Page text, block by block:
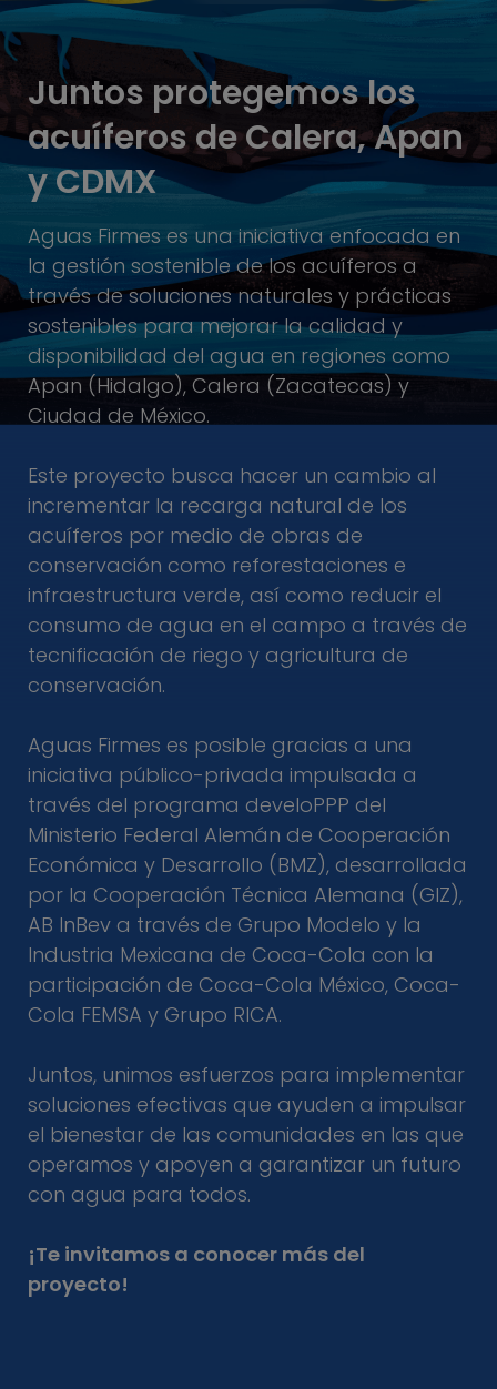
Juntos protegemos los
acuíferos de Calera, Apan
y CDMX
Aguas Firmes es una iniciativa enfocada en
la gestión sostenible de los acuíferos a
través de soluciones naturales y prácticas
sostenibles para mejorar la calidad y
disponibilidad del agua en regiones como
Apan (Hidalgo), Calera (Zacatecas) y
Ciudad de México.
Este proyecto busca hacer un cambio al
incrementar la recarga natural de los
acuíferos por medio de obras de
conservación como reforestaciones e
infraestructura verde, así como reducir el
consumo de agua en el campo a través de
tecnificación de riego y agricultura de
conservación.
Aguas Firmes es posible gracias a una
iniciativa público-privada impulsada a
través del programa develoPPP del
Ministerio Federal Alemán de Cooperación
Económica y Desarrollo (BMZ), desarrollada
por la Cooperación Técnica Alemana (GIZ),
AB InBev a través de Grupo Modelo y la
Industria Mexicana de Coca-Cola con la
participación de Coca-Cola México, Coca-
Cola FEMSA y Grupo RICA.
Juntos, unimos esfuerzos para implementar
soluciones efectivas que ayuden a impulsar
el bienestar de las comunidades en las que
operamos y apoyen a garantizar un futuro
con agua para todos.
¡Te invitamos a conocer más del
proyecto!